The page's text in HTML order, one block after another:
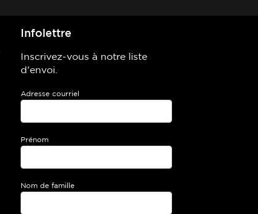
Infolettre
Inscrivez-vous à notre liste
d'envoi.
Adresse courriel
Prénom
Nom de famille